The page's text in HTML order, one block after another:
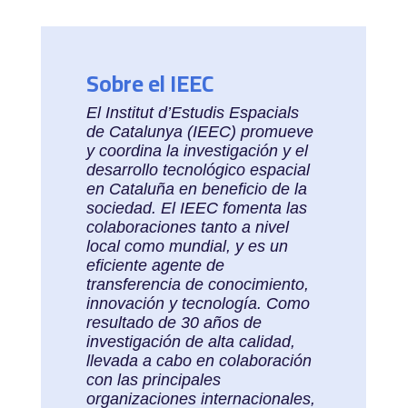
Sobre el IEEC
El Institut d’Estudis Espacials
de Catalunya (IEEC) promueve
y coordina la investigación y el
desarrollo tecnológico espacial
en Cataluña en beneficio de la
sociedad. El IEEC fomenta las
colaboraciones tanto a nivel
local como mundial, y es un
eficiente agente de
transferencia de conocimiento,
innovación y tecnología. Como
resultado de 30 años de
investigación de alta calidad,
llevada a cabo en colaboración
con las principales
organizaciones internacionales,